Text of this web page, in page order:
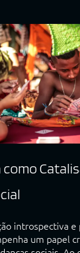
introspectiva e
um papel